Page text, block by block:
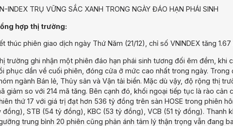
INDEX TRỤ VỮNG SẮC XANH TRONG NGÀY ĐÁO HẠN PHÁI SINH
hợp thị trường:
thúc phiên giao dịch ngày Thứ Năm (21/12), chỉ số VNINDEX tăng
trường ghi nhận một phiên đáo hạn phái sinh tương đối êm đềm, khi
phục dần về cuối phiên, đóng cửa ở mức cao nhất trong ngày.
ngành Bán lẻ, Thủy sản và Vận tải biển. Mặc dù vậy, độ rộng thị
giảm so với 214 mã tăng. Bên cạnh đó, khối ngoại tiếp tục là rào
thứ 17 với giá trị đạt hơn 536 tỷ đồng trên sàn HOSE trong phiên
đồng), STB (54 tỷ đồng), KBC (53 tỷ đồng), VCB (51 tỷ đồng). Thanh
trung bình 20 phiên cũng phản ánh tâm lý thận trọng vẫn đang